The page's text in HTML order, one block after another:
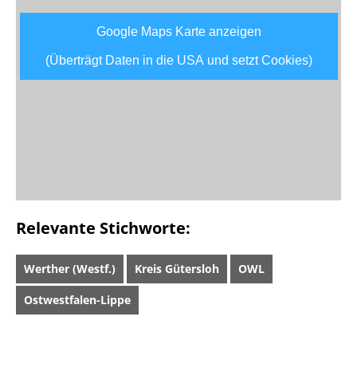
Google Maps Karte anzeigen
(Überträgt Daten in die USA und setzt Cookies)
Relevante Stichworte:
Werther (Westf.) Kreis Gütersloh OWL
Ostwestfalen-Lippe